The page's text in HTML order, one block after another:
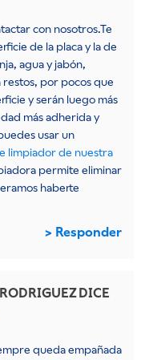
con nosotros.Te
de la placa y la de
agua y jabón,
restos, por pocos que
y serán luego más
más adherida y
usar un
limpiador de nuestra
permite eliminar
haberte
Responder
DICE
queda empañada